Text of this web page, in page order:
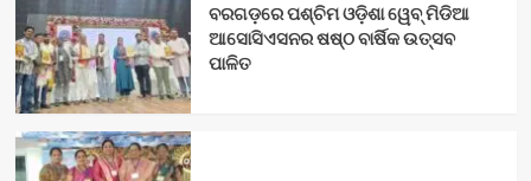
ବରଗଡ଼ରେ ପଶ୍ଚିମ ଓଡ଼ିଶା ୱେବ୍ ମିଡିଆ
ଆସୋସିଏସନର ଷଷ୍ଠ ବାର୍ଷିକ ଉତ୍ସବ
ପାଳିତ